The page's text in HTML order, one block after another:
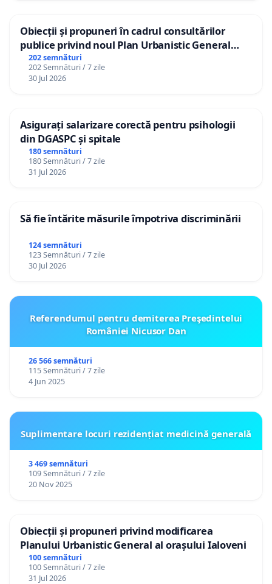
Obiecții și propuneri în cadrul consultărilor
publice privind noul Plan Urbanistic General
(PUG) Ialoveni
202 semnături
202 Semnături / 7 zile
30 Jul 2026
Asigurați salarizare corectă pentru psihologii
din DGASPC și spitale
180 semnături
180 Semnături / 7 zile
31 Jul 2026
Să fie întărite măsurile împotriva discriminării
124 semnături
123 Semnături / 7 zile
30 Jul 2026
Referendumul pentru demiterea Preşedintelui
României Nicusor Dan
26 566 semnături
115 Semnături / 7 zile
4 Jun 2025
Suplimentare locuri rezidențiat medicină generală
3 469 semnături
109 Semnături / 7 zile
20 Nov 2025
Obiecții și propuneri privind modificarea
Planului Urbanistic General al orașului Ialoveni
100 semnături
100 Semnături / 7 zile
31 Jul 2026